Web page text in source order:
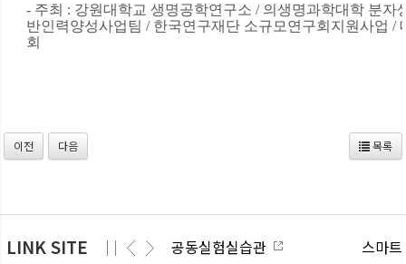
- 주최 : 강원대학교 생명공학연구소 / 의생명과학대학 분자
반인력양성사업팀 / 한국연구재단 소규모연구회지원사업 /
회
이전 다음 목록
LINK SITE 공동실험실습관 스마